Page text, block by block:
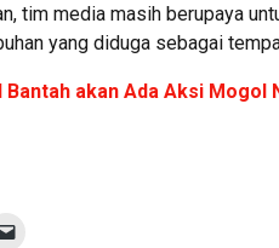
tim media masih berupaya
yang diduga sebagai
Bantah akan Ada Aksi Mogol